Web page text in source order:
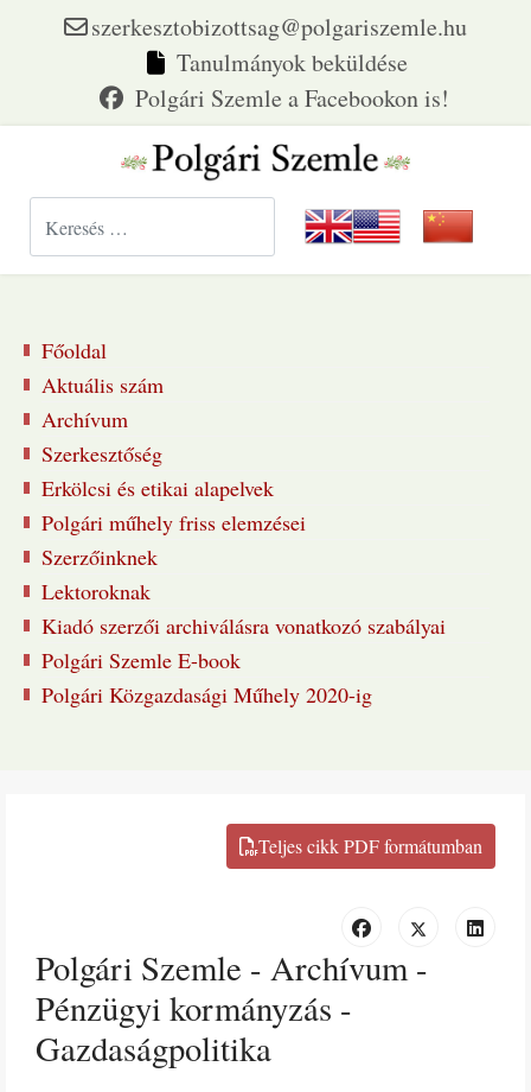
szerkesztobizottsag@polgariszemle.hu
Tanulmányok beküldése
Főoldal
Aktuális szám
Archívum
Szerkesztőség
Erkölcsi és etikai alapelvek
Polgári műhely friss elemzései
Szerzőinknek
Lektoroknak
Kiadó szerzői archiválásra vonatkozó szabályai
Polgári Szemle E-book
Polgári Közgazdasági Műhely 2020-ig
Polgári Szemle - Archívum -
Pénzügyi kormányzás -
Gazdaságpolitika